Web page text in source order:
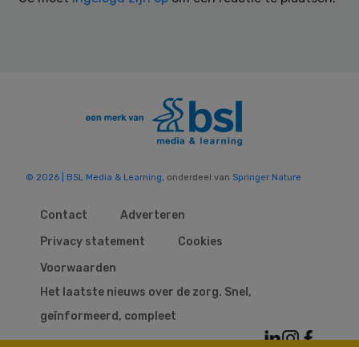
© 2026 | BSL Media & Learning, onderdeel van Springer Nature
Contact
Adverteren
Privacy statement
Cookies
Voorwaarden
Het laatste nieuws over de zorg. Snel,
geïnformeerd, compleet